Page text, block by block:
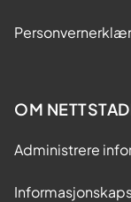
OM
Administrere